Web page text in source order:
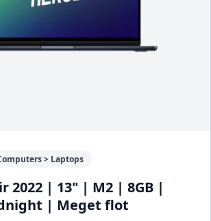
> Laptops
2022 | 13" | M2 | 8GB |
| Meget flot